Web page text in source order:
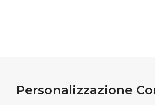
Personalizzazione